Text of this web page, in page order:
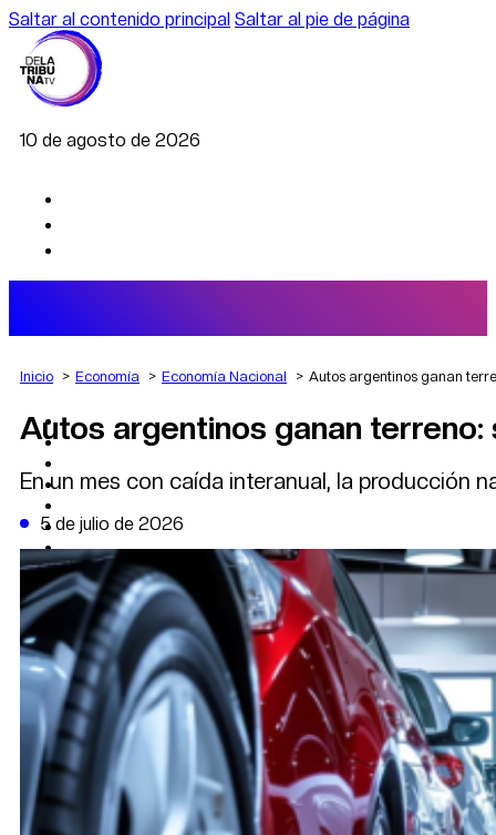
Saltar al contenido principal Saltar al pie de página
10 de agosto de 2026
AGRO
DEPORTES
POLÍTICA
DATA FIRME
DE LA TRIBUNA TV
Inicio Economía Economía Nacional Autos argentinos ganan
Autos argentinos ganan
En un mes con caída interanual, la producción
5 de julio de 2026